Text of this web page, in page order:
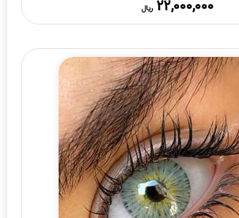
22,000,000 ریال
range:
through
24,000,000 ریال